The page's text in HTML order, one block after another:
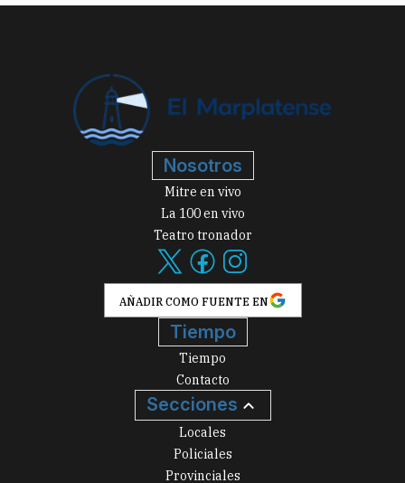
Nosotros
Mitre en vivo
La 100 en vivo
Teatro tronador
AÑADIR COMO FUENTE EN
Tiempo
Tiempo
Contacto
Secciones
Locales
Policiales
Provinciales